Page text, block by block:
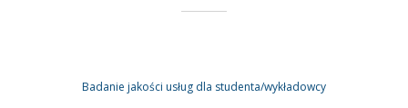
Badanie jakości usług dla studenta/wykładowcy